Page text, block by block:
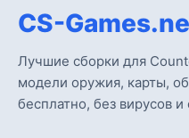
CS-
Лучшие сборки для
модели оружия, карты,
бесплатно, без вирусов и